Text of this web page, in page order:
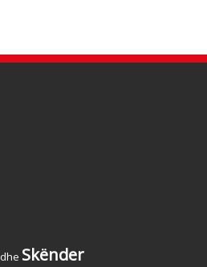
dhe Skënder